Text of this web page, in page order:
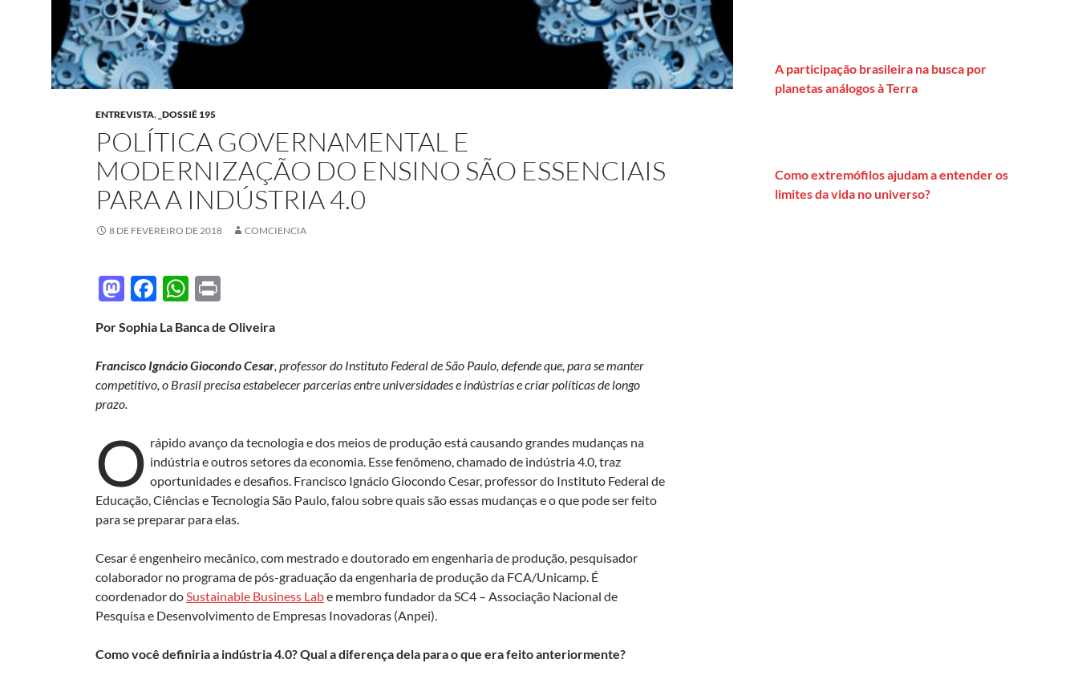
ENTREVISTA, _DOSSIÊ 195
POLÍTICA GOVERNAMENTAL E
MODERNIZAÇÃO DO ENSINO SÃO ESSENCIAIS
PARA A INDÚSTRIA 4.0
8 DE FEVEREIRO DE 2018 COMCIENCIA
M
to
d
o
n
F
e
b
o
k
W
at
s
A
p
nt
Por Sophia La Banca de Oliveira
Francisco Ignácio Giocondo Cesar , professor do Instituto Federal de São Paulo, defende que, para se manter
competitivo, o Brasil precisa estabelecer parcerias entre universidades e indústrias e criar políticas de longo
prazo.
O rápido avanço da tecnologia e dos meios de produção está causando grandes mudanças na
indústria e outros setores da economia. Esse fenômeno, chamado de indústria 4.0, traz
oportunidades e desafios. Francisco Ignácio Giocondo Cesar, professor do Instituto Federal de
Educação, Ciências e Tecnologia São Paulo, falou sobre quais são essas mudanças e o que pode ser feito
para se preparar para elas.
Cesar é engenheiro mecânico, com mestrado e doutorado em engenharia de produção, pesquisador
colaborador no programa de pós-graduação da engenharia de produção da FCA/Unicamp. É
coordenador do Sustainable Business Labe membro fundador da SC4 – Associação Nacional de
Pesquisa e Desenvolvimento de Empresas Inovadoras (Anpei).
Como você definiria a indústria 4.0? Qual a diferença dela para o que era feito anteriormente?
A participação brasileira na busca por
planetas análogos à Terra
Como extremófilos ajudam a entender os
limites da vida no universo?